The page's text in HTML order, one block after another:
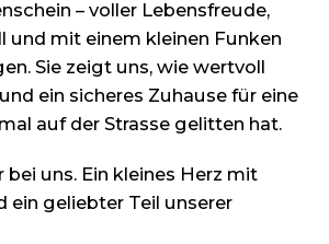
– voller Lebensfreude,
und mit einem kleinen Funken
Sie zeigt uns, wie wertvoll
ein sicheres Zuhause für eine
auf der Strasse gelitten hat.
uns. Ein kleines Herz mit
ein geliebter Teil unserer